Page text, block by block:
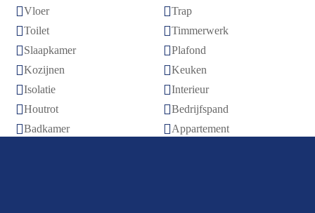
Vloer Trap
Toilet Timmerwerk
Slaapkamer Plafond
Kozijnen Keuken
Isolatie Interieur
Houtrot Bedrijfspand
Badkamer Appartement